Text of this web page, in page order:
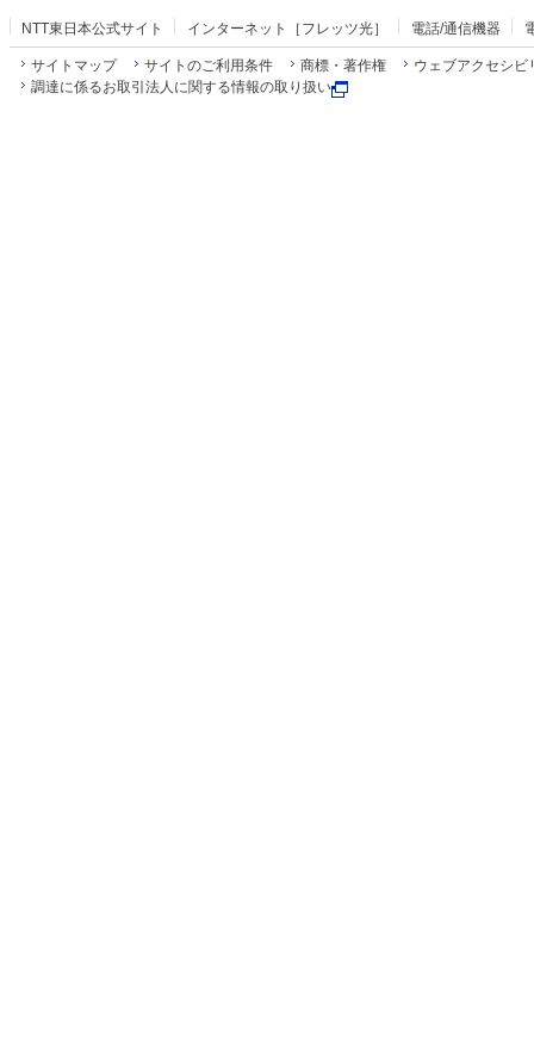
NTT東日本公式サイト インターネット［フレッツ光］ 電話/通信機器
サイトマップ サイトのご利用条件 商標・著作権
ウェブアクセシビ
調達に係るお取引法人に関する情報の取り扱い